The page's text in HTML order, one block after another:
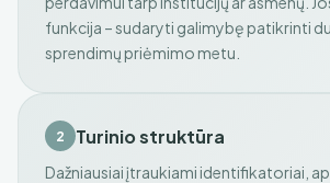
funkcija – sudaryti galimybę patikrinti
sprendimų priėmimo metu.
2 Turinio struktūra
Dažniausiai įtraukiami identifikatoriai,